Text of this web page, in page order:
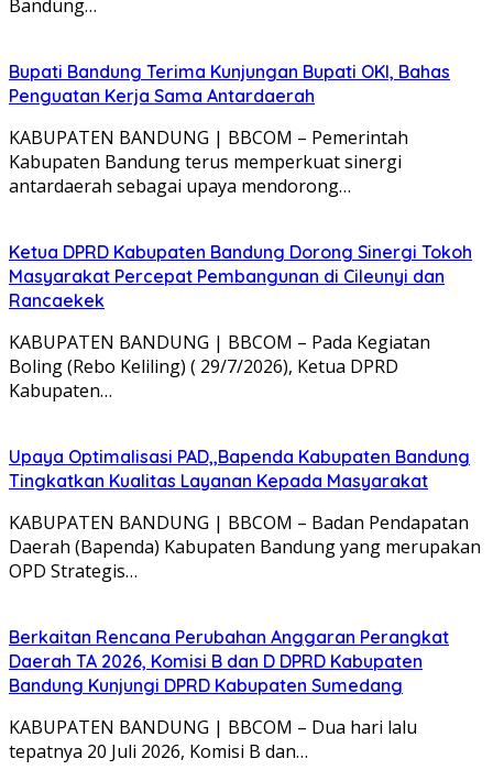
Bandung…
Bupati Bandung Terima Kunjungan Bupati OKI, Bahas
Penguatan Kerja Sama Antardaerah
KABUPATEN BANDUNG | BBCOM – Pemerintah
Kabupaten Bandung terus memperkuat sinergi
antardaerah sebagai upaya mendorong…
Ketua DPRD Kabupaten Bandung Dorong Sinergi Tokoh
Masyarakat Percepat Pembangunan di Cileunyi dan
Rancaekek
KABUPATEN BANDUNG | BBCOM – Pada Kegiatan
Boling (Rebo Keliling) ( 29/7/2026), Ketua DPRD
Kabupaten…
Upaya Optimalisasi PAD,,Bapenda Kabupaten Bandung
Tingkatkan Kualitas Layanan Kepada Masyarakat
KABUPATEN BANDUNG | BBCOM – Badan Pendapatan
Daerah (Bapenda) Kabupaten Bandung yang merupakan
OPD Strategis…
Berkaitan Rencana Perubahan Anggaran Perangkat
Daerah TA 2026, Komisi B dan D DPRD Kabupaten
Bandung Kunjungi DPRD Kabupaten Sumedang
KABUPATEN BANDUNG | BBCOM – Dua hari lalu
tepatnya 20 Juli 2026, Komisi B dan…